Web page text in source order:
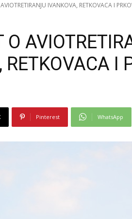
IVANKOVA, RETKOVACA I
O
RETKOVACA I
Pinterest WhatsApp